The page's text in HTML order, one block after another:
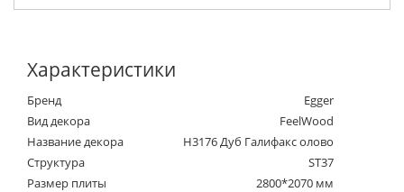
Характеристики
Бренд
Egger
Вид декора
FeelWood
Название декора
H3176 Дуб Галифакс олово
Структура
ST37
Размер плиты
2800*2070 мм